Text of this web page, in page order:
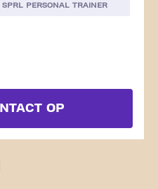
PERSONAL TRAINER
OP